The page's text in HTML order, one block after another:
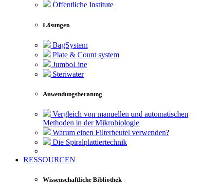
Öffentliche Institute
Lösungen
BagSystem
Plate & Count system
JumboLine
Steriwater
Anwendungsberatung
Vergleich von manuellen und automatischen
Methoden in der Mikrobiologie
Warum einen Filterbeutel verwenden?
Die Spiralplattier­technik
RESSOURCEN
Wissenschaftliche Bibliothek